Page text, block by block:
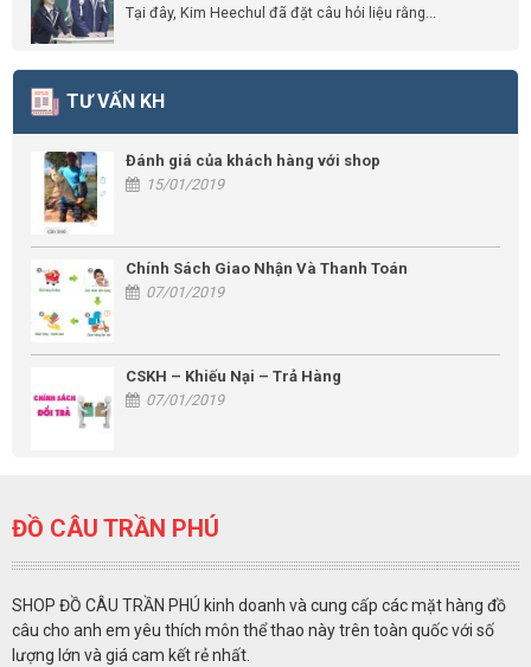
Tại đây, Kim Heechul đã đặt câu hỏi liệu rằng...
TƯ VẤN KH
Đánh giá của khách hàng với shop
15/01/2019
Chính Sách Giao Nhận Và Thanh Toán
07/01/2019
CSKH – Khiếu Nại – Trả Hàng
07/01/2019
ĐỒ CÂU TRẦN PHÚ
SHOP ĐỒ CÂU TRẦN PHÚ kinh doanh và cung cấp các mặt hàng đồ
câu cho anh em yêu thích môn thể thao này trên toàn quốc với số
lượng lớn và giá cam kết rẻ nhất.